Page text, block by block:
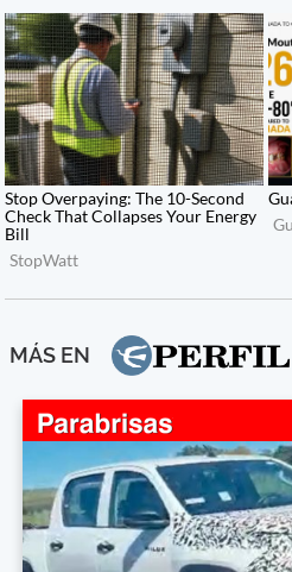
MÁS EN